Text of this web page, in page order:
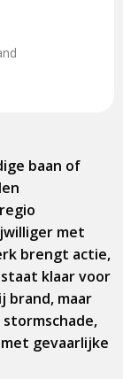
baan of
met
brengt actie,
klaar voor
brand, maar
gevaarlijke